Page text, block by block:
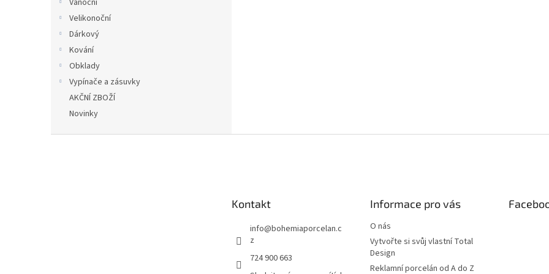
Vánoční
Velikonoční
Dárkový
Kování
Obklady
Vypínače a zásuvky
AKČNÍ ZBOŽÍ
Novinky
Kontakt
info@bohemiaporcelan.c
z
724 900 663
Informace pro vás
O nás
Vytvořte si svůj vlastní Total
Design
Reklamní porcelán od A do Z